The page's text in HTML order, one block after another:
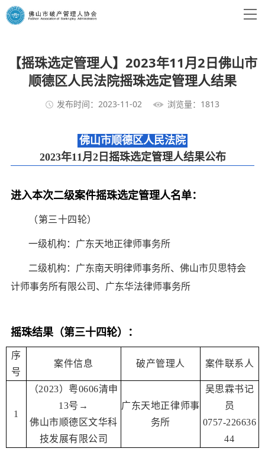
【摇珠选定管理人】2023年11月2日佛山市
顺德区人民法院摇珠选定管理人结果
发布时间：2023-11-02 浏览量：1813
佛山市顺德区人民法院
2023年11月2日摇珠选定管理人结果公布
进入本次二级案件摇珠选定管理人名单：
（第三十四轮）
一级机构：广东天地正律师事务所
二级机构：广东南天明律师事务所、佛山市贝思特会
计师事务所有限公司、广东华法律师事务所
摇珠结果（第三十四轮）：
序
号
案件信息 破产管理人 案件联系人
1
（2023）粤0606清申
13号→
佛山市顺德区文华科
技发展有限公司
广东天地正律师事
务所
吴思霖书记
员
0757-226636
44